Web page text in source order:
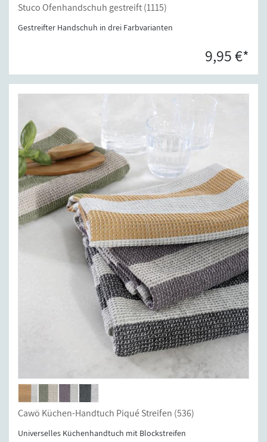
Stuco Ofenhandschuh gestreift (1115)
Gestreifter Handschuh in drei Farbvarianten
9,95 €*
Cawö Küchen-Handtuch Piqué Streifen (536)
Universelles Küchenhandtuch mit Blockstreifen